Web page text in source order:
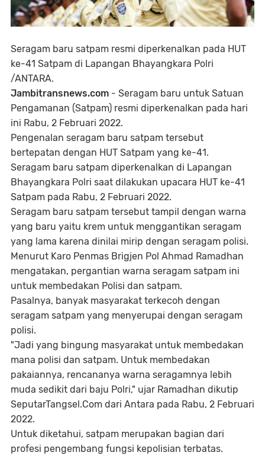
Seragam baru satpam resmi diperkenalkan pada HUT
ke-41 Satpam di Lapangan Bhayangkara Polri
/ANTARA.
Jambitransnews.com - Seragam baru untuk Satuan
Pengamanan (Satpam) resmi diperkenalkan pada hari
ini Rabu, 2 Februari 2022.
Pengenalan seragam baru satpam tersebut
bertepatan dengan HUT Satpam yang ke-41.
Seragam baru satpam diperkenalkan di Lapangan
Bhayangkara Polri saat dilakukan upacara HUT ke-41
Satpam pada Rabu, 2 Februari 2022.
Seragam baru satpam tersebut tampil dengan warna
yang baru yaitu krem untuk menggantikan seragam
yang lama karena dinilai mirip dengan seragam polisi.
Menurut Karo Penmas Brigjen Pol Ahmad Ramadhan
mengatakan, pergantian warna seragam satpam ini
untuk membedakan Polisi dan satpam.
Pasalnya, banyak masyarakat terkecoh dengan
seragam satpam yang menyerupai dengan seragam
polisi.
"Jadi yang bingung masyarakat untuk membedakan
mana polisi dan satpam. Untuk membedakan
pakaiannya, rencananya warna seragamnya lebih
muda sedikit dari baju Polri," ujar Ramadhan dikutip
SeputarTangsel.Com dari Antara pada Rabu, 2 Februari
2022.
Untuk diketahui, satpam merupakan bagian dari
profesi pengembang fungsi kepolisian terbatas.